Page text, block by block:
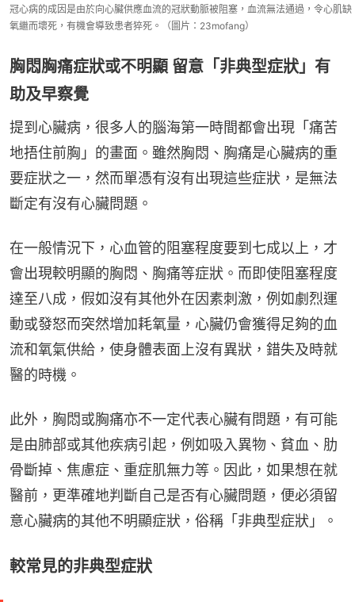
冠心病的成因是由於向心臟供應血流的冠狀動脈被阻塞，血流無法通過，令心肌缺
氧繼而壞死，有機會導致患者猝死。（圖片：23mofang）
胸悶胸痛症狀或不明顯 留意「非典型症狀」有
助及早察覺
提到心臟病，很多人的腦海第一時間都會出現「痛苦
地捂住前胸」的畫面。雖然胸悶、胸痛是心臟病的重
要症狀之一，然而單憑有沒有出現這些症狀，是無法
斷定有沒有心臟問題。
在一般情況下，心血管的阻塞程度要到七成以上，才
會出現較明顯的胸悶、胸痛等症狀。而即使阻塞程度
達至八成，假如沒有其他外在因素刺激，例如劇烈運
動或發怒而突然增加耗氧量，心臟仍會獲得足夠的血
流和氧氣供給，使身體表面上沒有異狀，錯失及時就
醫的時機。
此外，胸悶或胸痛亦不一定代表心臟有問題，有可能
是由肺部或其他疾病引起，例如吸入異物、貧血、肋
骨斷掉、焦慮症、重症肌無力等。因此，如果想在就
醫前，更準確地判斷自己是否有心臟問題，便必須留
意心臟病的其他不明顯症狀，俗稱「非典型症狀」。
較常見的非典型症狀